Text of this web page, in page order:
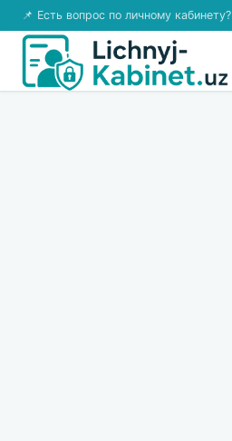
📌 Есть вопрос по личному кабинету?